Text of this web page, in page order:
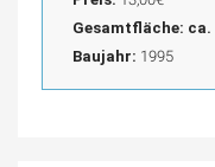
Gesamtfläche: ca.
Baujahr: 1995